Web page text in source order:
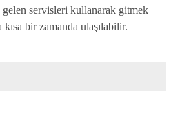
gelen servisleri kullanarak gitmek
bir zamanda ulaşılabilir.